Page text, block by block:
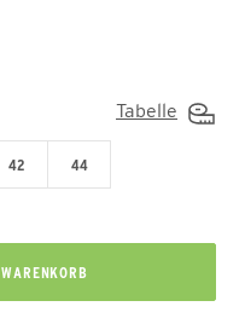
Tabelle
42 44
WARENKORB